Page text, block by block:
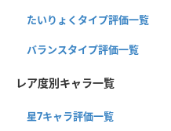
たいりょくタイプ評価一覧
バランスタイプ評価一覧
レア度別キャラ一覧
星7キャラ評価一覧